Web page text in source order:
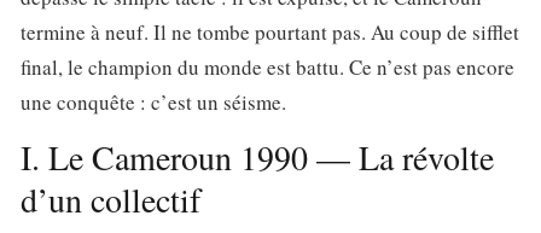
termine à neuf. Il ne tombe pourtant pas. Au coup de sifflet
final, le champion du monde est battu. Ce n’est pas encore
une conquête : c’est un séisme.
I. Le Cameroun 1990 — La révolte
d’un collectif